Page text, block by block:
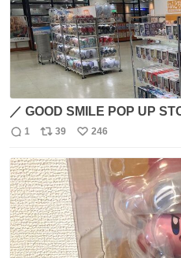
数
／ GOOD SMILE POP UP STORE
開催中📢 ＼ 本日より《京都高島屋 7階 イベントスペー
はじめとしたフィギュアや、
えて販売中🙌 📅開催期間 〜8月24日(月)
https://t.co/it5VFIj5mv
返
信
数
1
リ
ポ
ス
ト
数
39
い
い
246